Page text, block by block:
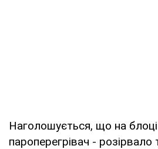
Наголошується, що на
пароперегрівач - розірвало